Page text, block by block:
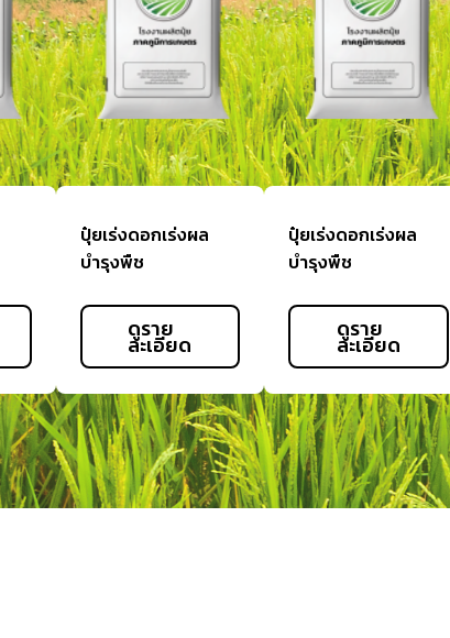
ปุ๋ยเร่งดอกเร่งผล
บำรุงพืช
ดูราย
ละเอียด
ปุ๋ยเร่งดอกเร่งผล
บำรุงพืช
ดูราย
ละเอียด